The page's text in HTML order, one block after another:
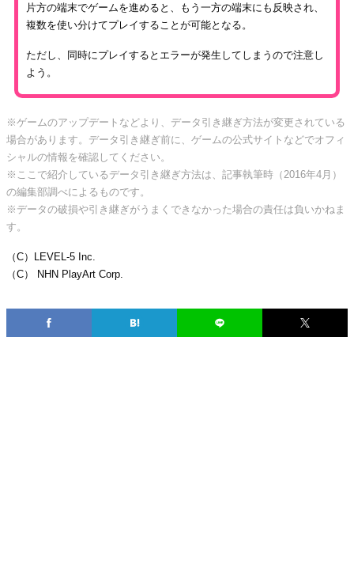
片方の端末でゲームを進めると、もう一方の端末にも反映され、
複数を使い分けてプレイすることが可能となる。
ただし、同時にプレイするとエラーが発生してしまうので注意し
よう。
※ゲームのアップデートなどより、データ引き継ぎ方法が変更されている
場合があります。データ引き継ぎ前に、ゲームの公式サイトなどでオフィ
シャルの情報を確認してください。
※ここで紹介しているデータ引き継ぎ方法は、記事執筆時（2016年4月）
の編集部調べによるものです。
※データの破損や引き継ぎがうまくできなかった場合の責任は負いかねま
す。
（C）LEVEL-5 Inc.
（C） NHN PlayArt Corp.